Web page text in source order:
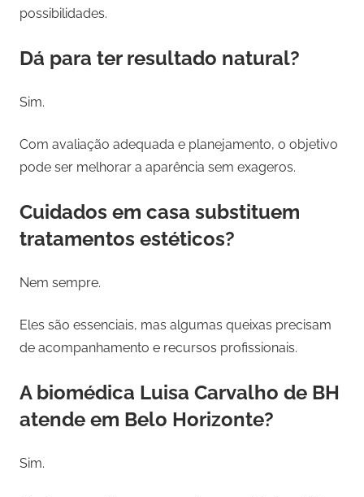
possibilidades.
Dá para ter resultado natural?
Sim.
Com avaliação adequada e planejamento, o objetivo
pode ser melhorar a aparência sem exageros.
Cuidados em casa substituem
tratamentos estéticos?
Nem sempre.
Eles são essenciais, mas algumas queixas precisam
de acompanhamento e recursos profissionais.
A biomédica Luisa Carvalho de BH
atende em Belo Horizonte?
Sim.